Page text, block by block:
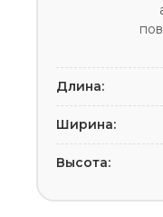
Длина:
Ширина:
Высота: